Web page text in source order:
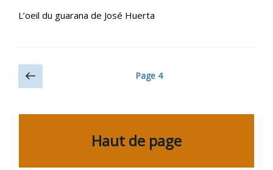
L’oeil du guarana de José Huerta
Navigation
précédente
Page 4
Haut de page